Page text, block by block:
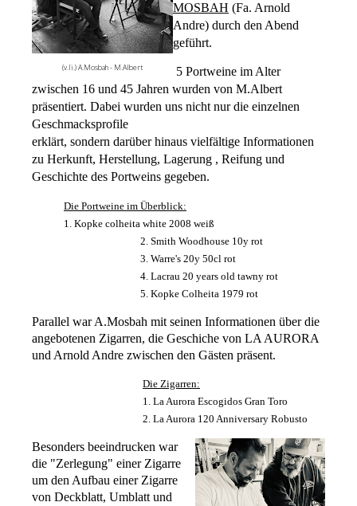
(v.li.) A.Mosbah - M.Albert
MOSBAH (Fa. Arnold
Andre) durch den Abend
geführt.
5 Portweine im Alter
zwischen 16 und 45 Jahren wurden von M.Albert
präsentiert. Dabei wurden uns nicht nur die einzelnen
Geschmacksprofile
erklärt, sondern darüber hinaus vielfältige Informationen
zu Herkunft, Herstellung, Lagerung , Reifung und
Geschichte des Portweins gegeben.
Die Portweine im Überblick:
1. Kopke colheita white 2008 weiß
2. Smith Woodhouse 10y rot
3. Warre's 20y 50cl rot
4. Lacrau 20 years old tawny rot
5. Kopke Colheita 1979 rot
Parallel war A.Mosbah mit seinen Informationen über die
angebotenen Zigarren, die Geschiche von LA AURORA
und Arnold Andre zwischen den Gästen präsent.
Die Zigarren:
1. La Aurora Escogidos Gran Toro
2. La Aurora 120 Anniversary Robusto
Besonders beeindrucken war
die "Zerlegung" einer Zigarre
um den Aufbau einer Zigarre
von Deckblatt, Umblatt und